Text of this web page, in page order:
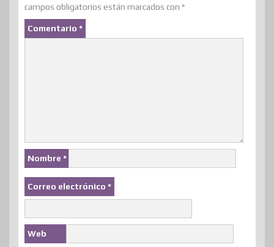
campos obligatorios están marcados con *
Comentario *
Nombre *
Correo electrónico *
Web